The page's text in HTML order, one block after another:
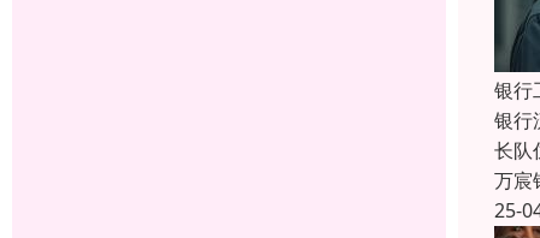
银行
银行
长队
万宸
25-